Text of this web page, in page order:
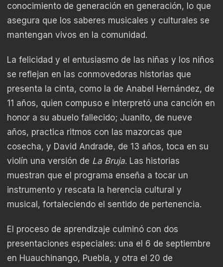
conocimiento de generación en generación, lo que
asegura que los saberes musicales y culturales se
mantengan vivos en la comunidad.
La felicidad y el entusiasmo de las niñas y los niños
se reflejan en las conmovedoras historias que
presenta la cinta, como la de Anabel Hernández, de
11 años, quien compuso e interpretó una canción en
honor a su abuelo fallecido; Juanito, de nueve
años, practica ritmos con las mazorcas que
cosecha, y David Andrade, de 13 años, toca en su
violín una versión de La Bruja. Las historias
muestran que el programa enseña a tocar un
instrumento y rescata la herencia cultural y
musical, fortaleciendo el sentido de pertenencia.
El proceso de aprendizaje culminó con dos
presentaciones especiales: una el 6 de septiembre
en Huauchinango, Puebla, y otra el 20 de